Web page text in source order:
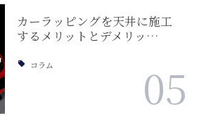
カーラッピングを天井に施工
するメリットとデメリッ…
コラム 05